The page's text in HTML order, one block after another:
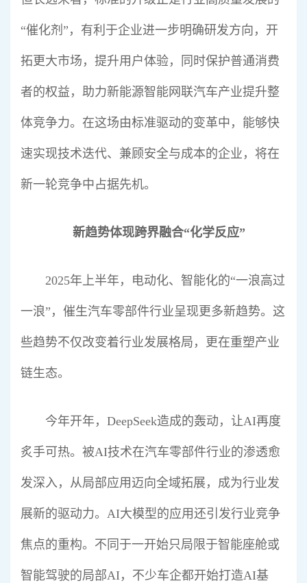
“催化剂”，有利于企业进一步明确研发方向，开
拓更大市场，提升用户体验，同时保护普通消费
者的权益，助力新能源智能网联汽车产业提升整
体竞争力。在这场由标准驱动的变革中，能够快
速实现技术迭代、兼顾安全与成本的企业，将在
新一轮竞争中占据先机。
新趋势体现跨界融合“化学反应”
2025年上半年，电动化、智能化的“一浪高过
一浪”，催生汽车零部件行业呈现更多新趋势。这
些趋势不仅改变着行业发展格局，更在重塑产业
链生态。
今年开年，DeepSeek造成的轰动，让AI再度
炙手可热。被AI技术在汽车零部件行业的渗透愈
发深入，从局部应用迈向全域拓展，成为行业发
展新的驱动力。AI大模型的应用还引发行业竞争
焦点的重构。不同于一开始只局限于智能座舱或
智能驾驶的局部AI，不少车企都开始打造AI基